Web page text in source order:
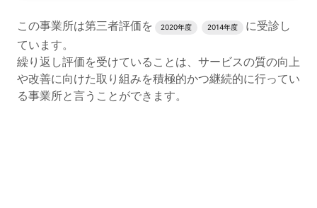
評価結果のPDFでのダウンロードエリアの読み上げは以上
この事業所は第三者評価を 2020年度 2014年度
に受診し
ています。
繰り返し評価を受けていることは、サービスの質の向上
や改善に向けた取り組みを積極的かつ継続的に行ってい
る事業所と言うことができます。